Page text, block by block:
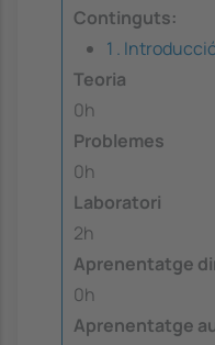
Continguts:
1 .
Teoria
0h
Problemes
0h
Laboratori
2h
Aprenentatge
0h
Aprenentatge